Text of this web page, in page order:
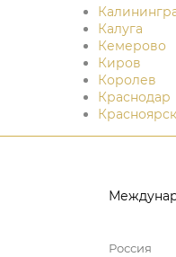
Калуга
Кемерово
Киров
Королев
Краснодар
Красноярск
Россия